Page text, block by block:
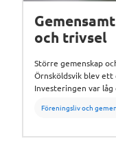
och trivsel
Större gemenskap
Örnsköldsvik blev
Investeringen var
Föreningsliv och